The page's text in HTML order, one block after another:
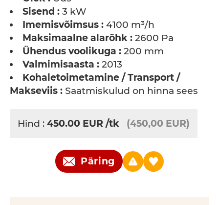
Sisend : 3 kW
Imemisvõimsus : 4100 m³/h
Maksimaalne alarõhk : 2600 Pa
Ühendus voolikuga : 200 mm
Valmimisaasta : 2013
Kohaletoimetamine / Transport /
Makseviis : Saatmiskulud on hinna sees
Hind : 450.00 EUR /tk (450,00 EUR)
Päring